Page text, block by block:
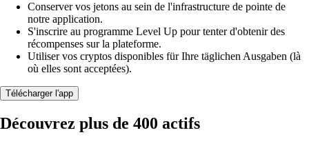
Conserver vos jetons au sein de l'infrastructure de pointe de
notre application.
S'inscrire au programme Level Up pour tenter d'obtenir des
récompenses sur la plateforme.
Utiliser vos cryptos disponibles für Ihre täglichen Ausgaben (là
où elles sont acceptées).
Télécharger l'app
Découvrez plus de 400 actifs